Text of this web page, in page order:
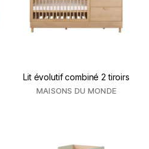
Lit évolutif combiné 2 tiroirs
MAISONS DU MONDE